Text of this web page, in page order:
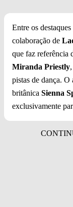
Entre os
colaboração de
que faz referência
Miranda Priestly
pistas de dança.
britânica Sienna
exclusivamente